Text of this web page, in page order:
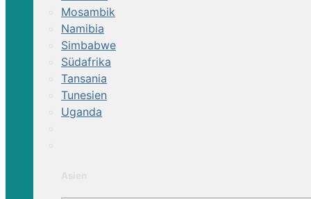
Mosambik
Namibia
Simbabwe
Südafrika
Tansania
Tunesien
Uganda